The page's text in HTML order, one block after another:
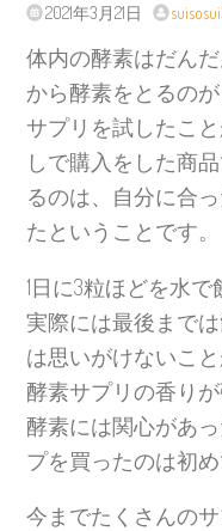
2021年3月21日
体内の酵素はだん
から酵素をとるの
サプリを試したこ
しで購入をした商
るのは、自分に合
たということです。
1日に3粒ほどを水
実際には最後まで
は思いがけないこ
酵素サプリの香り
酵素には関心があ
プを買ったのは初め
今までたくさんの